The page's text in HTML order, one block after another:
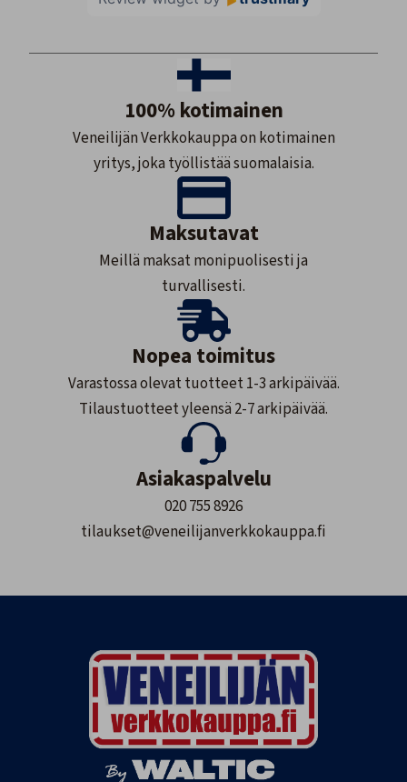
100% kotimainen
Veneilijän Verkkokauppa on kotimainen
yritys, joka työllistää suomalaisia.
Maksutavat
Meillä maksat monipuolisesti ja
turvallisesti.
Nopea toimitus
Varastossa olevat tuotteet 1-3 arkipäivää.
Tilaustuotteet yleensä 2-7 arkipäivää.
Asiakaspalvelu
020 755 8926
tilaukset@veneilijanverkkokauppa.fi